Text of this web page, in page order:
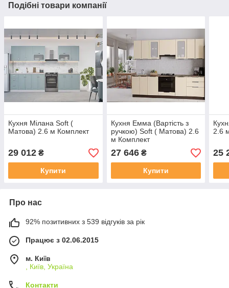
Подібні товари компанії
Кухня Мілана Soft (
Матова) 2.6 м Комплект
29 012 ₴
Купити
Кухня Емма (Вартість з
ручкою) Soft ( Матова) 2.6
м Комплект
27 646₴
Купити
2.6
25
Про нас
92% позитивних з 539 відгуків за рік
Працює з 02.06.2015
м. Київ
, Київ, Україна
Контакти